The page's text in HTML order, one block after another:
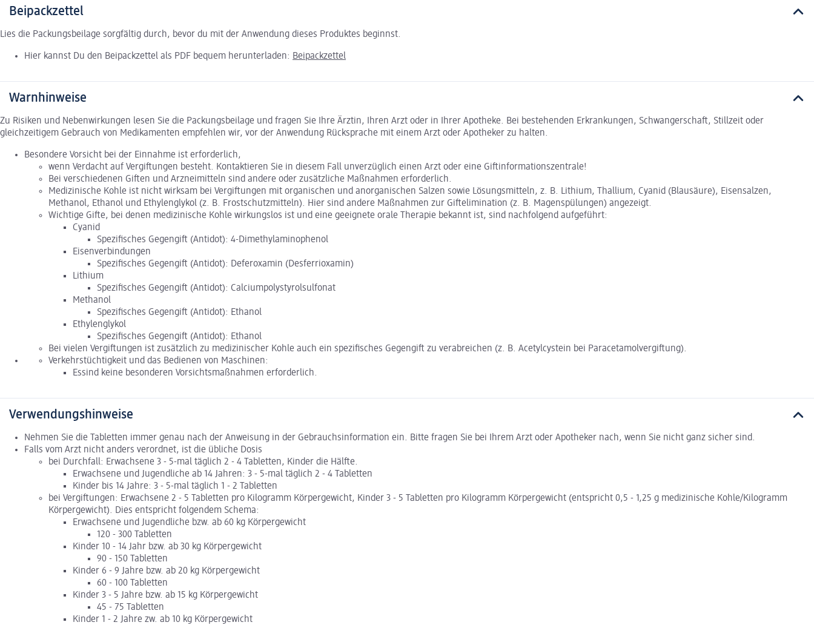
Beipackzettel
Lies die Packungsbeilage sorgfältig durch, bevor du mit der Anwendung dieses Produktes beginnst.
Hier kannst Du den Beipackzettel als PDF bequem herunterladen: Beipackzettel
Warnhinweise
Zu Risiken und Nebenwirkungen lesen Sie die Packungsbeilage und fragen Sie Ihre Ärztin, Ihren Arzt oder in Ihrer Apotheke. Bei bestehenden Erkrankungen, Schwangerschaft, Stillzeit oder
gleichzeitigem Gebrauch von Medikamenten empfehlen wir, vor der Anwendung Rücksprache mit einem Arzt oder Apotheker zu halten.
Besondere Vorsicht bei der Einnahme ist erforderlich,
wenn Verdacht auf Vergiftungen besteht. Kontaktieren Sie in diesem Fall unverzüglich einen Arzt oder eine Giftinformationszentrale!
Bei verschiedenen Giften und Arzneimitteln sind andere oder zusätzliche Maßnahmen erforderlich.
Medizinische Kohle ist nicht wirksam bei Vergiftungen mit organischen und anorganischen Salzen sowie Lösungsmitteln, z. B. Lithium, Thallium, Cyanid (Blausäure), Eisensalzen,
Methanol, Ethanol und Ethylenglykol (z. B. Frostschutzmitteln). Hier sind andere Maßnahmen zur Giftelimination (z. B. Magenspülungen) angezeigt.
Wichtige Gifte, bei denen medizinische Kohle wirkungslos ist und eine geeignete orale Therapie bekannt ist, sind nachfolgend aufgeführt:
Cyanid
Spezifisches Gegengift (Antidot): 4-Dimethylaminophenol
Eisenverbindungen
Spezifisches Gegengift (Antidot): Deferoxamin (Desferrioxamin)
Lithium
Spezifisches Gegengift (Antidot): Calciumpolystyrolsulfonat
Methanol
Spezifisches Gegengift (Antidot): Ethanol
Ethylenglykol
Spezifisches Gegengift (Antidot): Ethanol
Bei vielen Vergiftungen ist zusätzlich zu medizinischer Kohle auch ein spezifisches Gegengift zu verabreichen (z. B. Acetylcystein bei Paracetamolvergiftung).
Verkehrstüchtigkeit und das Bedienen von Maschinen:
Essind keine besonderen Vorsichtsmaßnahmen erforderlich.
Verwendungshinweise
Nehmen Sie die Tabletten immer genau nach der Anweisung in der Gebrauchsinformation ein. Bitte fragen Sie bei Ihrem Arzt oder Apotheker nach, wenn Sie nicht ganz sicher sind.
Falls vom Arzt nicht anders verordnet, ist die übliche Dosis
bei Durchfall: Erwachsene 3 - 5-mal täglich 2 - 4 Tabletten, Kinder die Hälfte.
Erwachsene und Jugendliche ab 14 Jahren: 3 - 5-mal täglich 2 - 4 Tabletten
Kinder bis 14 Jahre: 3 - 5-mal täglich 1 - 2 Tabletten
bei Vergiftungen: Erwachsene 2 - 5 Tabletten pro Kilogramm Körpergewicht, Kinder 3 - 5 Tabletten pro Kilogramm Körpergewicht (entspricht 0,5 - 1,25 g medizinische Kohle/Kilogramm
Körpergewicht). Dies entspricht folgendem Schema:
Erwachsene und Jugendliche bzw. ab 60 kg Körpergewicht
120 - 300 Tabletten
Kinder 10 - 14 Jahr bzw. ab 30 kg Körpergewicht
90 - 150 Tabletten
Kinder 6 - 9 Jahre bzw. ab 20 kg Körpergewicht
60 - 100 Tabletten
Kinder 3 - 5 Jahre bzw. ab 15 kg Körpergewicht
45 - 75 Tabletten
Kinder 1 - 2 Jahre zw. ab 10 kg Körpergewicht